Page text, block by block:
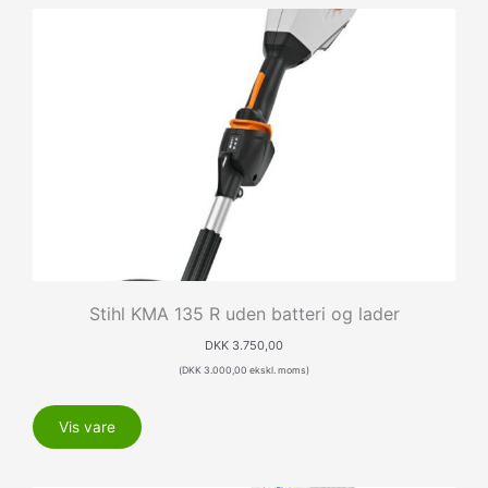
Stihl KMA 135 R uden batteri og lader
DKK 3.750,00
(DKK3.000,00 ekskl. moms)
Vis vare